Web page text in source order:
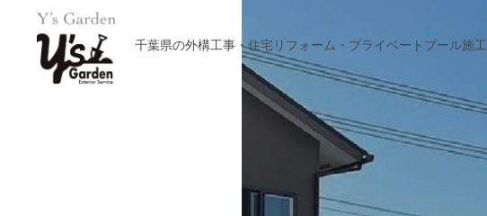
千葉県の外構工事・住宅リフォーム・プライベートプール施工